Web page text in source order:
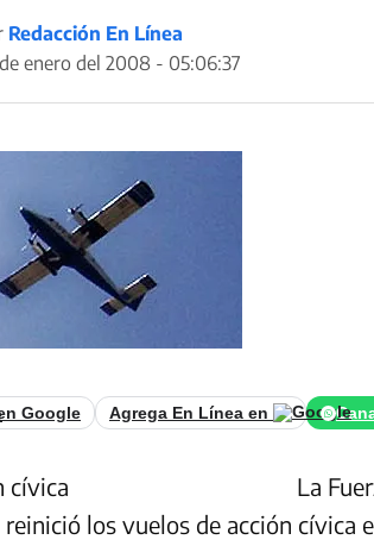
Redacción En Línea
enero del 2008 - 05:06:37
Google Agrega En Línea en
La
reinició los vuelos de acción cívica